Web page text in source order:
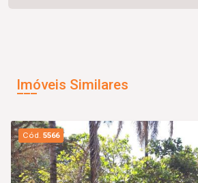
Imóveis Similares
Cód.5566